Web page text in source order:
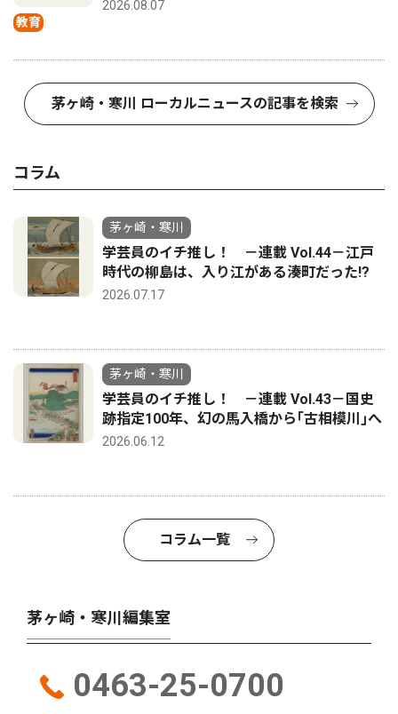
教育
2026.08.07
茅ヶ崎・寒川 ローカルニュースの記事を検索
コラム
茅ヶ崎・寒川
学芸員のイチ推し！ －連載 Vol.44－江戸
時代の柳島は、入り江がある湊町だった!?
2026.07.17
茅ヶ崎・寒川
学芸員のイチ推し！ －連載 Vol.43－国史
跡指定100年、幻の馬入橋から｢古相模川｣へ
2026.06.12
コラム一覧
茅ヶ崎・寒川編集室
0463-25-0700